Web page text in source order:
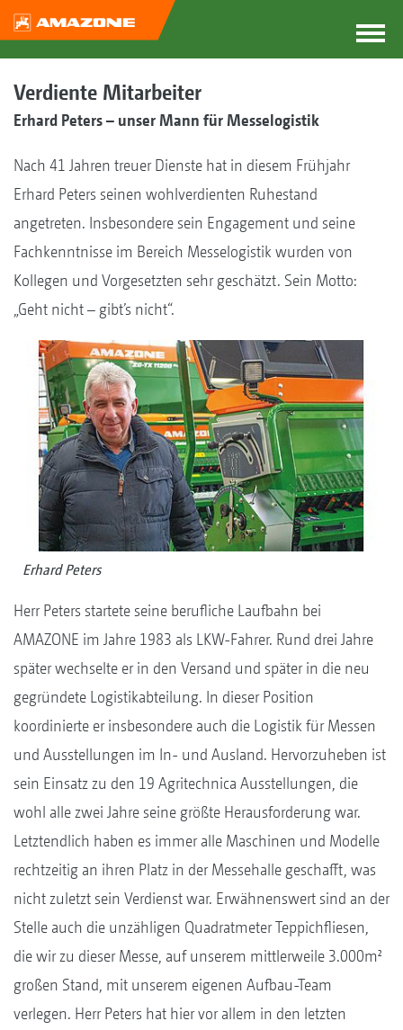
Verdiente Mitarbeiter
Erhard Peters – unser Mann für Messelogistik
Nach 41 Jahren treuer Dienste hat in diesem Frühjahr
Erhard Peters seinen wohlverdienten Ruhestand
angetreten. Insbesondere sein Engagement und seine
Fachkenntnisse im Bereich Messelogistik wurden von
Kollegen und Vorgesetzten sehr geschätzt. Sein Motto:
„Geht nicht – gibt’s nicht“.
Erhard Peters
Herr Peters startete seine berufliche Laufbahn bei
AMAZONE im Jahre 1983 als LKW-Fahrer. Rund drei Jahre
später wechselte er in den Versand und später in die neu
gegründete Logistikabteilung. In dieser Position
koordinierte er insbesondere auch die Logistik für Messen
und Ausstellungen im In- und Ausland. Hervorzuheben ist
sein Einsatz zu den 19 Agritechnica Ausstellungen, die
wohl alle zwei Jahre seine größte Herausforderung war.
Letztendlich haben es immer alle Maschinen und Modelle
rechtzeitig an ihren Platz in der Messehalle geschafft, was
nicht zuletzt sein Verdienst war. Erwähnenswert sind an der
Stelle auch die unzähligen Quadratmeter Teppichfliesen,
die wir zu dieser Messe, auf unserem mittlerweile 3.000m²
großen Stand, mit unserem eigenen Aufbau-Team
verlegen. Herr Peters hat hier vor allem in den letzten